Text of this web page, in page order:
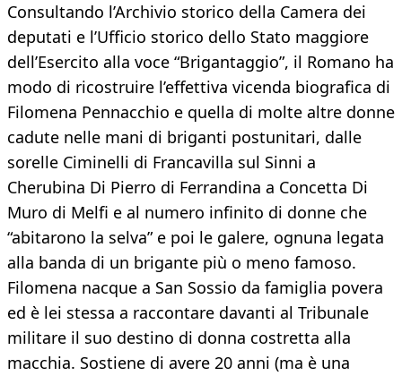
Consultando l’Archivio storico della Camera dei
deputati e l’Ufficio storico dello Stato maggiore
dell’Esercito alla voce “Brigantaggio”, il Romano ha
modo di ricostruire l’effettiva vicenda biografica di
Filomena Pennacchio e quella di molte altre donne
cadute nelle mani di briganti postunitari, dalle
sorelle Ciminelli di Francavilla sul Sinni a
Cherubina Di Pierro di Ferrandina a Concetta Di
Muro di Melfi e al numero infinito di donne che
“abitarono la selva” e poi le galere, ognuna legata
alla banda di un brigante più o meno famoso.
Filomena nacque a San Sossio da famiglia povera
ed è lei stessa a raccontare davanti al Tribunale
militare il suo destino di donna costretta alla
macchia. Sostiene di avere 20 anni (ma è una